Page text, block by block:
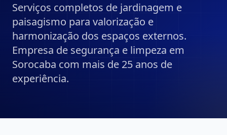
Serviços completos de jardinagem e
paisagismo para valorização e
harmonização dos espaços externos.
Empresa de segurança e limpeza em
Sorocaba com mais de 25 anos de
experiência.